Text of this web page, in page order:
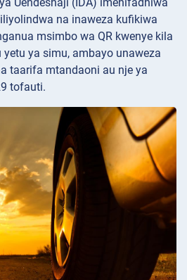
na inaweza kufikiwa
msimbo wa QR kwenye kila
ya simu, ambayo unaweza
taarifa mtandaoni au nje ya
tofauti.